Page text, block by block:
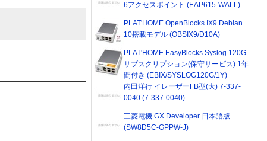
6アクセスポイント (EAP615-WALL)
PLAT'HOME OpenBlocks IX9 Debian
10搭載モデル (OBSIX9/D10A)
PLAT'HOME EasyBlocks Syslog 120G
サブスクリプション(保守サービス) 1年
間付き (EBIX/SYSLOG120G/1Y)
内田洋行 イレーザーFB型(大) 7-337-
0040 (7-337-0040)
三菱電機 GX Developer 日本語版
(SW8D5C-GPPW-J)